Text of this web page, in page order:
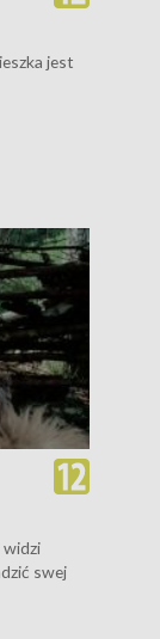
jest
widzi
swej